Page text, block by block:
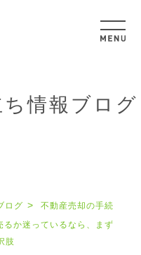
情報ブログ
ログ
不動産売却の手続
るか迷っているなら、まず
肢